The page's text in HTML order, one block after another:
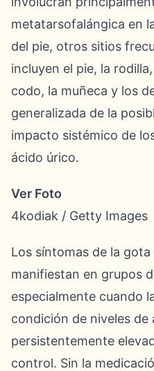
metatarsofalángica en
del pie, otros sitios
incluyen el pie, la
codo, la muñeca y los
generalizada de la
impacto sistémico de
ácido úrico.
Ver Foto
4kodiak / Getty Images
Los síntomas de la gota
manifiestan en grupos
especialmente cuando
condición de niveles de
persistentemente
control. Sin la